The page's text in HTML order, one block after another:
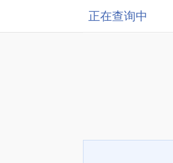
正在查询中